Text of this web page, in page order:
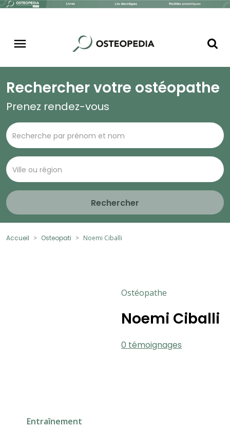
Rechercher votre ostéopathe
Prenez rendez-vous
Rechercher
Accueil Osteopati Noemi Ciballi
Ostéopathe
Noemi Ciballi
0 témoignages
Entraînement